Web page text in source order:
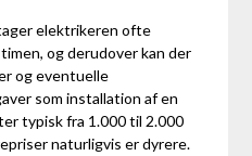
elektrikeren ofte
og derudover kan der
og eventuelle
som installation af en
typisk fra 1.000 til 2.000
naturligvis er dyrere.